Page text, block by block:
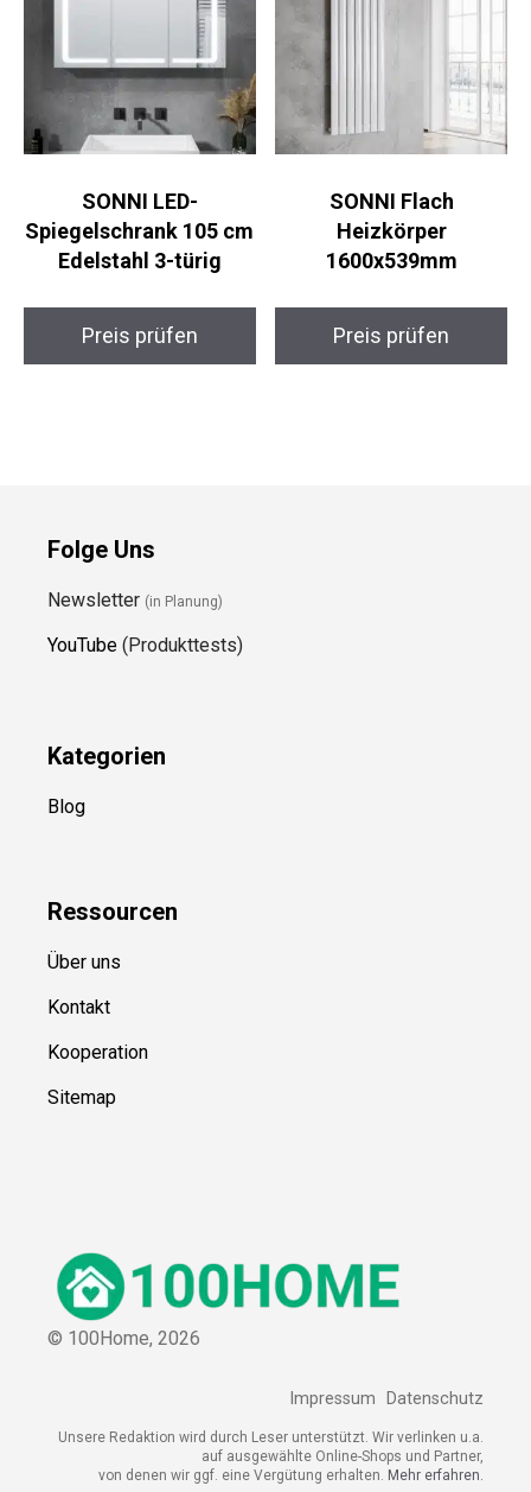
SONNI LED-
Spiegelschrank 105 cm
Edelstahl 3-türig
Preis prüfen
SONNI Flach
Heizkörper
1600x539mm
Preis prüfen
Folge Uns
Newsletter (in Planung)
YouTube (Produkttests)
Kategorien
Blog
Ressourcen
Über uns
Kontakt
Kooperation
Sitemap
© 100Home, 2026
Impressum Datenschutz
Unsere Redaktion wird durch Leser unterstützt. Wir verlinken u.a.
auf ausgewählte Online-Shops und Partner,
von denen wir ggf. eine Vergütung erhalten. Mehr erfahren.